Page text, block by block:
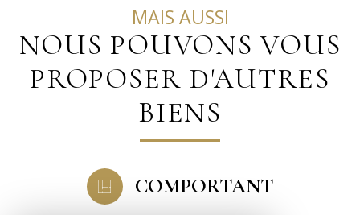
MAIS AUSSI
NOUS POUVONS VOUS
PROPOSER D'AUTRES
BIENS
COMPORTANT